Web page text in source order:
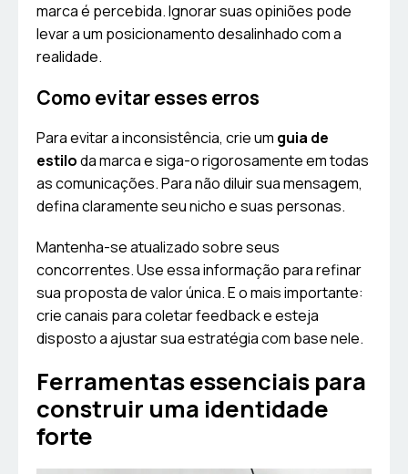
marca é percebida. Ignorar suas opiniões pode
levar a um posicionamento desalinhado com a
realidade.
Como evitar esses erros
Para evitar a inconsistência, crie um guia de
estiloda marca e siga-o rigorosamente em todas
as comunicações. Para não diluir sua mensagem,
defina claramente seu nicho e suas personas.
Mantenha-se atualizado sobre seus
concorrentes. Use essa informação para refinar
sua proposta de valor única. E o mais importante:
crie canais para coletar feedback e esteja
disposto a ajustar sua estratégia com base nele.
Ferramentas essenciais para
construir uma identidade
forte